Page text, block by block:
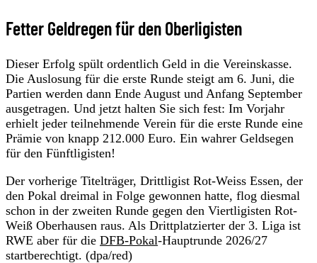
Fetter Geldregen für den Oberligisten
Dieser Erfolg spült ordentlich Geld in die Vereinskasse.
Die Auslosung für die erste Runde steigt am 6. Juni, die
Partien werden dann Ende August und Anfang September
ausgetragen. Und jetzt halten Sie sich fest: Im Vorjahr
erhielt jeder teilnehmende Verein für die erste Runde eine
Prämie von knapp 212.000 Euro. Ein wahrer Geldsegen
für den Fünftligisten!
Der vorherige Titelträger, Drittligist Rot-Weiss Essen, der
den Pokal dreimal in Folge gewonnen hatte, flog diesmal
schon in der zweiten Runde gegen den Viertligisten Rot-
Weiß Oberhausen raus. Als Drittplatzierter der 3. Liga ist
RWE aber für die DFB-Pokal-Hauptrunde 2026/27
startberechtigt. (dpa/red)